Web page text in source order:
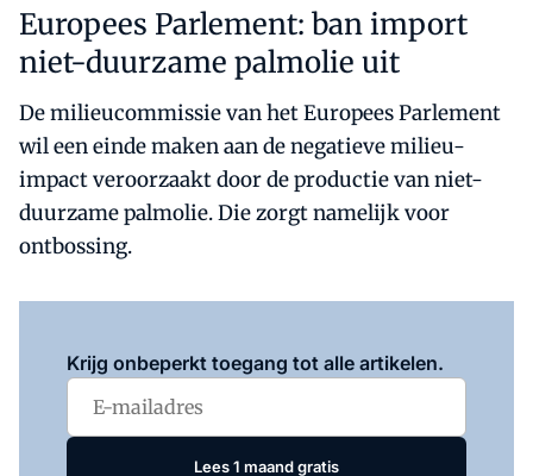
Europees Parlement: ban import
niet-duurzame palmolie uit
De milieucommissie van het Europees Parlement
wil een einde maken aan de negatieve milieu-
impact veroorzaakt door de productie van niet-
duurzame palmolie. Die zorgt namelijk voor
ontbossing.
Krijg onbeperkt toegang tot alle artikelen.
Lees 1 maand gratis